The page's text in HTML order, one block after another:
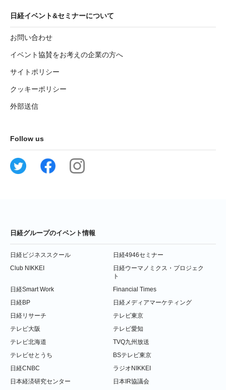
日経イベント&セミナーについて
お問い合わせ
イベント協賛をお考えの企業の方へ
サイトポリシー
クッキーポリシー
外部送信
Follow us
日経グループのイベント情報
日経ビジネススクール
日経4946セミナー
Club NIKKEI
日経ウーマノミクス・プロジェク
ト
日経Smart Work
Financial Times
日経BP
日経メディアマーケティング
日経リサーチ
テレビ東京
テレビ大阪
テレビ愛知
テレビ北海道
TVQ九州放送
テレビせとうち
BSテレビ東京
日経CNBC
ラジオNIKKEI
日本経済研究センター
日本IR協議会